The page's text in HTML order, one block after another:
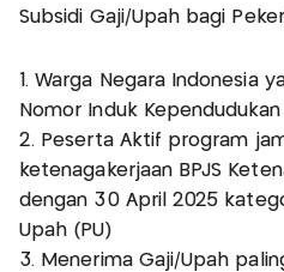
Subsidi Gaji/Upah bagi
1. Warga Negara Indonesia
Nomor Induk Kependudukan
2. Peserta Aktif program
ketenagakerjaan BPJS
dengan 30 April 2025
Upah (PU)
3. Menerima Gaji/Upah